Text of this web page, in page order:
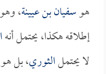
هوسفيان بن عيينة،
إطلاقه هكذا، يحتمل أنه
لا يحتملالثوري، بل هو